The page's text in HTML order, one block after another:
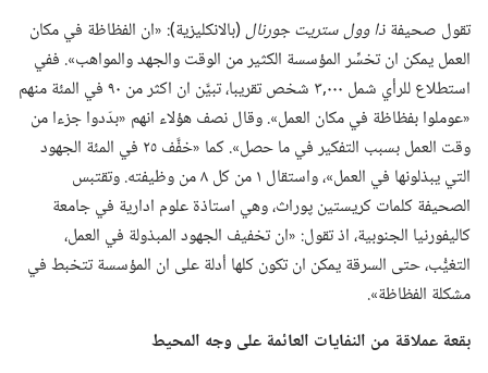
تقول صحيفةذا وول ستريت جورنال‏(‏بالانكليزية)‏:‏ «ان الفظاظة في مكان
العمل يمكن ان تخسِّر المؤسسة الكثير من الوقت والجهد والمواهب».‏ ففي
استطلاع للرأي شمل ٠٠٠‏,٣ شخص تقريبا،‏ تبيَّن ان اكثر من ٩٠ في المئة منهم
«عوملوا بفظاظة في مكان العمل».‏ وقال نصف هؤلاء انهم «بدّدوا جزءا من
وقت العمل بسبب التفكير في ما حصل».‏ كما «خفَّف ٢٥ في المئة الجهود
التي يبذلونها في العمل»،‏ واستقال ١ من كل ٨ من وظيفته.‏ وتقتبس
الصحيفة كلمات كريستين پوراث،‏ وهي استاذة علوم ادارية في جامعة
كاليفورنيا الجنوبية،‏ اذ تقول:‏ «ان تخفيف الجهود المبذولة في العمل،‏
التغيُّب،‏ حتى السرقة يمكن ان تكون كلها أدلة على ان المؤسسة تتخبط في
مشكلة الفظاظة».‏
بقعة عملاقة من النفايات العائمة على وجه المحيط